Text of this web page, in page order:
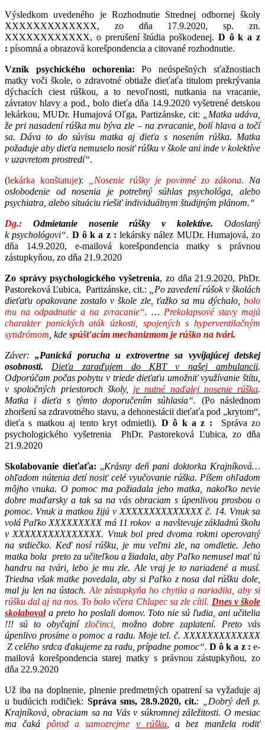
Výsledkom uvedeného je Rozhodnutie Strednej odbornej školy
XXXXXXXXXXXXX, zo dňa 17.9.2020, sp. zn.
XXXXXXXXXXXX, o prerušení štúdia poškodenej. D ô k a z
: písomná a obrazová korešpondencia a citované rozhodnutie.
Vznik psychického ochorenia:Po neúspešných sťažnostiach
matky voči škole, o zdravotné obtiaže dieťaťa titulom prekrývania
dýchacích ciest rúškou, a to nevoľnosti, nutkania na vracanie,
závratov hlavy a pod., bolo dieťa dňa 14.9.2020 vyšetrené detskou
lekárkou, MUDr. Humajová Oľga, Partizánske, cit:
„Matka udáva,
že pri nasadení rúška mu býva zle – na zvracanie, bolí hlava a točí
sa. Dáva to do súvisu matka aj dieťa s nosením rúška. Matka
požaduje aby dieťa nemuselo nosiť rúšku v škole ani inde v kolektíve
v uzavretom prostredí“.
(lekárka konštatuje): „Nosenie rúšky je povinné zo zákona. Na
oslobodenie od nosenia je potrebný súhlas psychológa, alebo
psychiatra, alebo situáciu riešiť individuálnym študijným plánom.“
Dg.: Odmietanie nosenie rúšky v kolektíve.
Odoslaný
k psychológovi“. D ô k a z : lekársky nález MUDr. Humajová, zo
dňa 14.9.2020, e-mailová korešpondencia matky s právnou
zástupkyňou, zo dňa 21.9.2020
Zo správy psychologického vyšetrenia, zo dňa 21.9.2020, PhDr.
Pastoreková Ľubica, Partizánske, cit.:
„Po zavedení rúšok v školách
dieťaťu opakovane zostalo v škole zle, ťažko sa mu dýchalo, bolo
mu na odpadnutie a na zvracanie“. … Prekolapsové stavy majú
charakter panických aták úzkosti, spojených s hyperventilačným
syndrómom , kde spúšťacím mechanizmom je rúško na tvári.
Záver:„Panická porucha u extrovertne sa vyvíjajúcej detskej
osobnosti. Dieťa zaraďujem do KBT v našej ambulancii.
Odporúčam počas pobytu v triede dieťaťu umožniť využívanie štítu,
v spoločných priestoroch školy, je nutné naďalej nosenie rúška.
Matka i dieťa s týmto doporučením súhlasia“. (Po následnom
zhoršení sa zdravotného stavu, a dehonestácii dieťaťa pod „krytom“,
dieťa s matkou aj tento kryt odmietli). D ô k a z : Správa zo
psychologického vyšetrenia PhDr. Pastoreková Ľubica, zo dňa
21.9.2020
Skolabovanie dieťaťa: „Krásny deň pani doktorka Krajníková…
ohľadom nútenia detí nosiť celé vyučovanie rúška. Píšem ohľadom
môjho vnuka. O pomoc ma požiadala jeho matka, nakoľko nevie
dobre maďarsky a tak sa na vás obraciam s úpenlivou prosbou o
pomoc. Vnuk a matkou žijú v XXXXXXXXXXXXXX č. 14. Vnuk sa
volá Paľko XXXXXXXXX má 11 rokov a navštevuje základnú školu
v XXXXXXXXXXXXXXX. Vnuk bol pred dvoma rokmi operovaný
na srdiečko. Keď nosí rúšku, je mu veľmi zle, na omdletie. Jeho
matka bola preto za učiteľkou a žiadala, aby Paľko nemusel mať tú
handru na tvári, lebo je mu zle. Ale vraj je to nariadené a musí.
Triedna však matke povedala, aby si Paľko z nosa dal rúšku dole,
mal ju len na ústach. Ale zástupkyňa ho chytila a nariadila, aby si
rúšku dal aj na nos. To bolo včera Chlapec sa zle cítil. Dnes v škole
skolaboval a preto ho poslali domov. Toto nie sú ľudia, ani učitelia
!!! sú to obyčajnízločinci,
možno dobre zaplatení. Preto vás
úpenlivo prosíme o pomoc a radu. Moje tel. č. XXXXXXXXXXXXX
Z celého srdca ďakujeme za radu, prípadne pomoc“. D ô k a z : e-
mailová korešpondencia starej matky s právnou zástupkyňou, zo
dňa 22.9.2020
Už iba na doplnenie, plnenie predmetných opatrení sa vyžaduje aj
u budúcich rodičiek: Správa sms, 28.9.2020, cit.:
„Dobrý deň p.
Krajníková, obraciam sa na Vás v súkromnej záležitosti. O mesiac
ma čaká pôrod a samozrejme v rúšku, a bez manžela rodiť